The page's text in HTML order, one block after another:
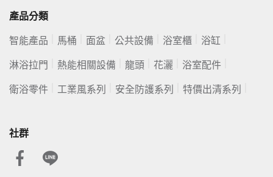
產品分類
智能產品 馬桶 面盆 公共設備 浴室櫃 浴缸
淋浴拉門 熱能相關設備 龍頭 花灑 浴室配件
衛浴零件 工業風系列 安全防護系列 特價出清系列
社群